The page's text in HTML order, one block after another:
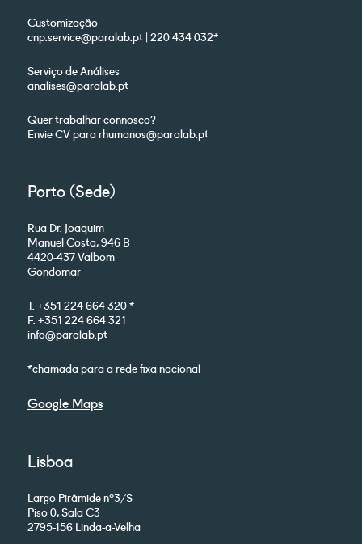
Customização
cnp.service@paralab.pt | 220 434 032*
Serviço de Análises
analises@paralab.pt
Quer trabalhar connosco?
Envie CV para rhumanos@paralab.pt
Porto (Sede)
Rua Dr. Joaquim
Manuel Costa, 946 B
4420-437 Valbom
Gondomar
T. +351 224 664 320 *
F. +351 224 664 321
info@paralab.pt
*chamada para a rede fixa nacional
Google Maps
Lisboa
Largo Pirâmide nº3/S
Piso 0, Sala C3
2795-156 Linda-a-Velha